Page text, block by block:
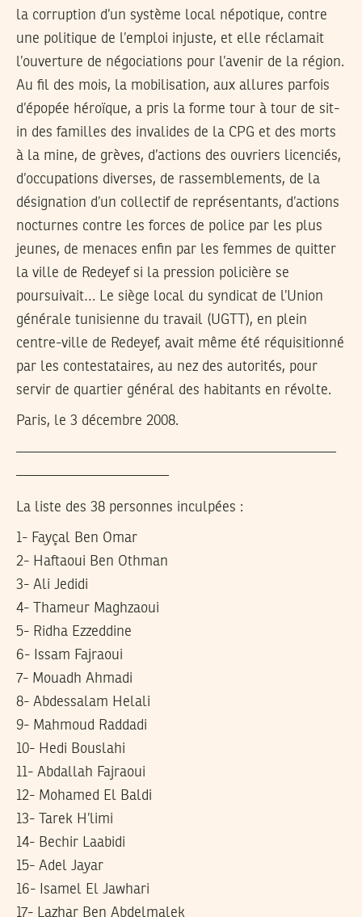
la corruption d’un système local népotique, contre
une politique de l’emploi injuste, et elle réclamait
l’ouverture de négociations pour l’avenir de la région.
Au fil des mois, la mobilisation, aux allures parfois
d’épopée héroïque, a pris la forme tour à tour de sit-
in des familles des invalides de la CPG et des morts
à la mine, de grèves, d’actions des ouvriers licenciés,
d’occupations diverses, de rassemblements, de la
désignation d’un collectif de représentants, d’actions
nocturnes contre les forces de police par les plus
jeunes, de menaces enfin par les femmes de quitter
la ville de Redeyef si la pression policière se
poursuivait… Le siège local du syndicat de l’Union
générale tunisienne du travail (UGTT), en plein
centre-ville de Redeyef, avait même été réquisitionné
par les contestataires, au nez des autorités, pour
servir de quartier général des habitants en révolte.
Paris, le 3 décembre 2008.
——————————————————————
——————————–
La liste des 38 personnes inculpées :
1- Fayçal Ben Omar
2- Haftaoui Ben Othman
3- Ali Jedidi
4- Thameur Maghzaoui
5- Ridha Ezzeddine
6- Issam Fajraoui
7- Mouadh Ahmadi
8- Abdessalam Helali
9- Mahmoud Raddadi
10- Hedi Bouslahi
11- Abdallah Fajraoui
12- Mohamed El Baldi
13- Tarek H’limi
14- Bechir Laabidi
15- Adel Jayar
16- Isamel El Jawhari
17- Lazhar Ben Abdelmalek